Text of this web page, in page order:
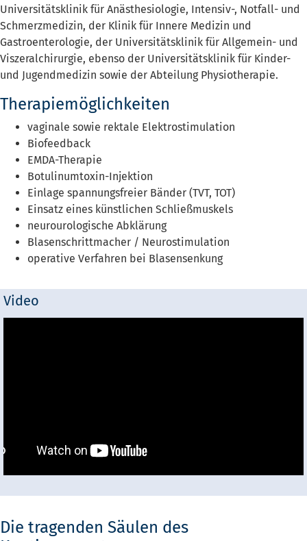
Universitätsklinik für Anästhesiologie, Intensiv-, Notfall- und
Schmerzmedizin, der Klinik für Innere Medizin und
Gastroenterologie, der Universitätsklinik für Allgemein- und
Viszeralchirurgie, ebenso der Universitätsklinik für Kinder-
und Jugendmedizin sowie der Abteilung Physiotherapie.
Therapiemöglichkeiten
vaginale sowie rektale Elektrostimulation
Biofeedback
EMDA-Therapie
Botulinumtoxin-Injektion
Einlage spannungsfreier Bänder (TVT, TOT)
Einsatz eines künstlichen Schließmuskels
neurourologische Abklärung
Blasenschrittmacher / Neurostimulation
operative Verfahren bei Blasensenkung
Video
Die tragenden Säulen des